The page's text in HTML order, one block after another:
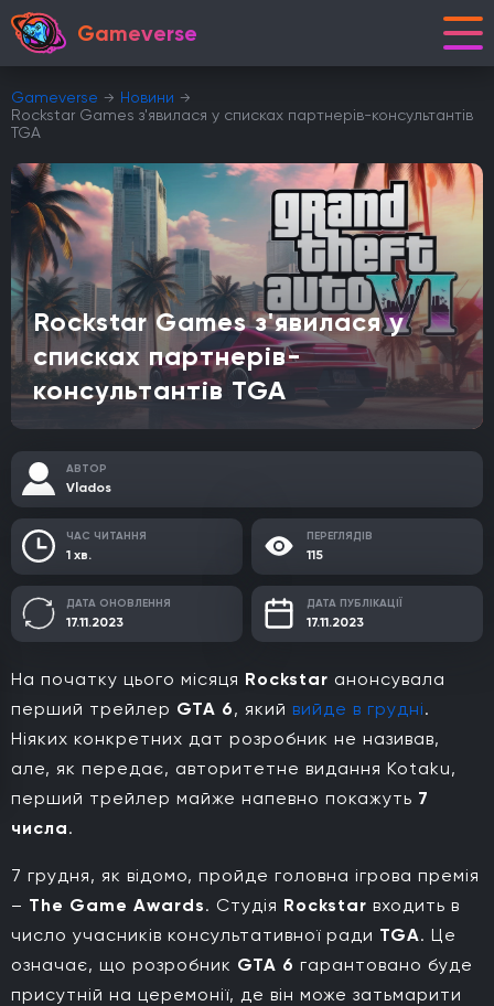
Gameverse
Gameverse
Новини
Rockstar Games з'явилася у списках партнерів-консультантів
TGA
Rockstar Games з'явилася у
списках партнерів-
консультантів TGA
АВТОР
Vlados
ЧАС ЧИТАННЯ
1 хв.
ПЕРЕГЛЯДІВ
115
ДАТА ОНОВЛЕННЯ
17.11.2023
ДАТА ПУБЛІКАЦІЇ
17.11.2023
На початку цього місяця Rockstar анонсувала
перший трейлер GTA 6, який вийде в грудні.
Ніяких конкретних дат розробник не називав,
але, як передає, авторитетне видання Kotaku,
перший трейлер майже напевно покажуть 7
числа.
7 грудня, як відомо, пройде головна ігрова премія
– The Game Awards. Студія Rockstar входить в
число учасників консультативної ради TGA. Це
означає, що розробник GTA 6 гарантовано буде
присутній на церемонії, де він може затьмарити